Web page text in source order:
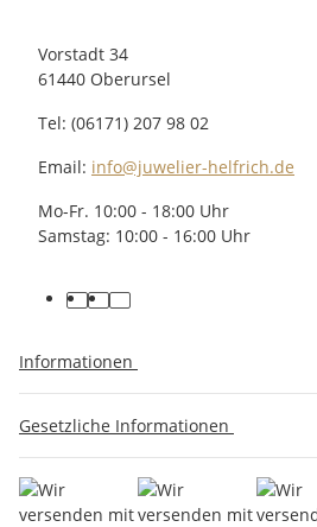
Vorstadt 34
61440 Oberursel
Tel: (06171) 207 98 02
Email: info@juwelier-helfrich.de
Mo-Fr. 10:00 - 18:00 Uhr
Samstag: 10:00 - 16:00 Uhr
Informationen
Gesetzliche Informationen